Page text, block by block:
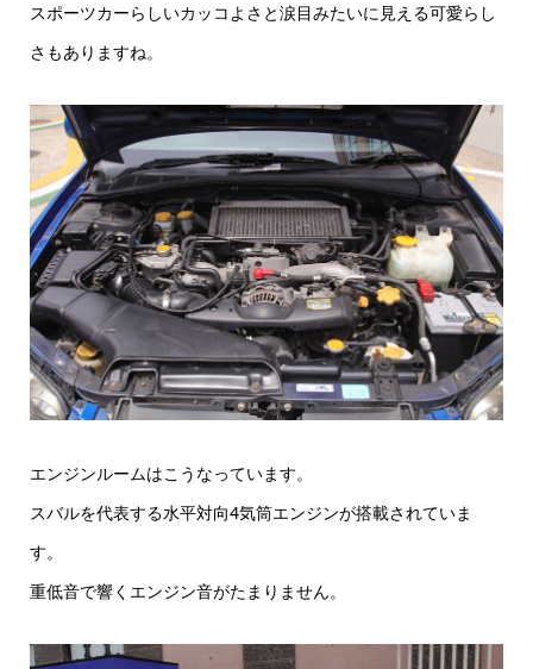
スポーツカーらしいカッコよさと涙目みたいに見える可愛らし
さもありますね。
エンジンルームはこうなっています。
スバルを代表する水平対向4気筒エンジンが搭載されていま
す。
重低音で響くエンジン音がたまりません。